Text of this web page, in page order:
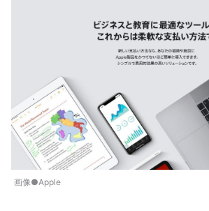
画像●Apple